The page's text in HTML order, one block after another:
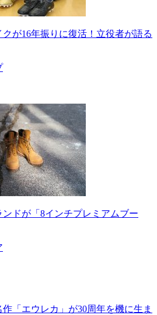
が16年振りに復活！立役者が語る
ンドが「8インチプレミアムブー
作「エウレカ」が30周年を機に生ま